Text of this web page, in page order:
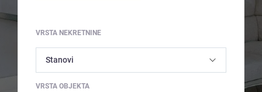
VRSTA NEKRETNINE
VRSTA OBJEKTA